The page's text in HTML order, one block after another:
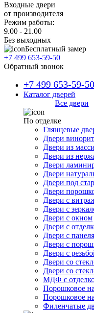
Входные двери
от производителя
Режим работы:
9.00 - 21.00
Без выходных
Бесплатный замер
+7 499 653-59-50
Обратный звонок
+7 499 653-59-50
Каталог дверей
Все двери
По отделке
Глянцевые
Двери винорит
Двери из
Двери из
Двери
Двери
Двери под
Двери
Двери с
Двери с
Двери с окном
Двери с
Двери с
Двери с
Двери с
Двери со
Двери со
МДФ с
Порошковое
Порошковое
Филенчатые